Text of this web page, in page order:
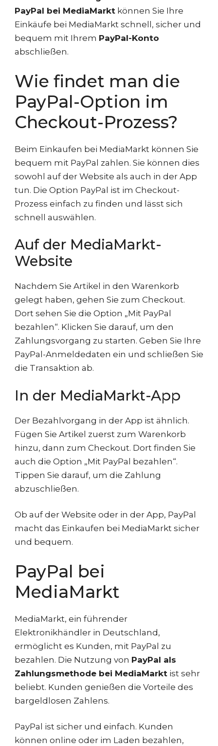
PayPal bei MediaMarkt können Sie Ihre
Einkäufe bei MediaMarkt schnell, sicher und
bequem mit Ihrem PayPal-Konto
abschließen.
Wie findet man die
PayPal-Option im
Checkout-Prozess?
Beim Einkaufen bei MediaMarkt können Sie
bequem mit PayPal zahlen. Sie können dies
sowohl auf der Website als auch in der App
tun. Die Option PayPal ist im Checkout-
Prozess einfach zu finden und lässt sich
schnell auswählen.
Auf der MediaMarkt-
Website
Nachdem Sie Artikel in den Warenkorb
gelegt haben, gehen Sie zum Checkout.
Dort sehen Sie die Option „Mit PayPal
bezahlen“. Klicken Sie darauf, um den
Zahlungsvorgang zu starten. Geben Sie Ihre
PayPal-Anmeldedaten ein und schließen Sie
die Transaktion ab.
In der MediaMarkt-App
Der Bezahlvorgang in der App ist ähnlich.
Fügen Sie Artikel zuerst zum Warenkorb
hinzu, dann zum Checkout. Dort finden Sie
auch die Option „Mit PayPal bezahlen“.
Tippen Sie darauf, um die Zahlung
abzuschließen.
Ob auf der Website oder in der App, PayPal
macht das Einkaufen bei MediaMarkt sicher
und bequem.
PayPal bei
MediaMarkt
MediaMarkt, ein führender
Elektronikhändler in Deutschland,
ermöglicht es Kunden, mit PayPal zu
bezahlen. Die Nutzung von PayPal als
Zahlungsmethode bei MediaMarkt ist sehr
beliebt. Kunden genießen die Vorteile des
bargeldlosen Zahlens.
PayPal ist sicher und einfach. Kunden
können online oder im Laden bezahlen,